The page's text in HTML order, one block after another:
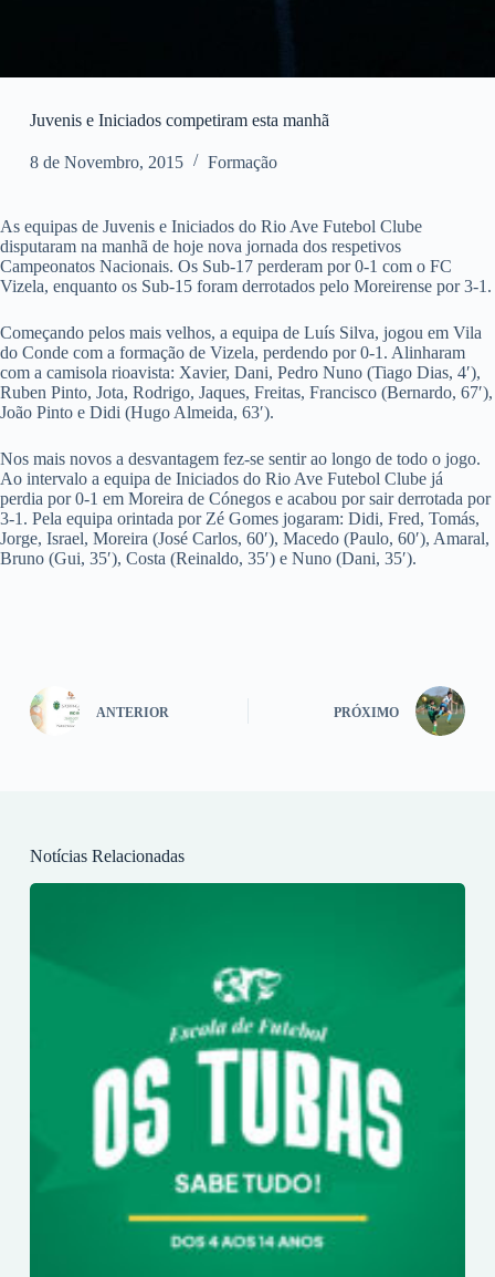
Juvenis e Iniciados competiram esta manhã
8 de Novembro, 2015 Formação
As equipas de Juvenis e Iniciados do Rio Ave Futebol Clube
disputaram na manhã de hoje nova jornada dos respetivos
Campeonatos Nacionais. Os Sub-17 perderam por 0-1 com o FC
Vizela, enquanto os Sub-15 foram derrotados pelo Moreirense por 3-1.
Começando pelos mais velhos, a equipa de Luís Silva, jogou em Vila
do Conde com a formação de Vizela, perdendo por 0-1. Alinharam
com a camisola rioavista: Xavier, Dani, Pedro Nuno (Tiago Dias, 4′),
Ruben Pinto, Jota, Rodrigo, Jaques, Freitas, Francisco (Bernardo, 67′),
João Pinto e Didi (Hugo Almeida, 63′).
Nos mais novos a desvantagem fez-se sentir ao longo de todo o jogo.
Ao intervalo a equipa de Iniciados do Rio Ave Futebol Clube já
perdia por 0-1 em Moreira de Cónegos e acabou por sair derrotada por
3-1. Pela equipa orintada por Zé Gomes jogaram: Didi, Fred, Tomás,
Jorge, Israel, Moreira (José Carlos, 60′), Macedo (Paulo, 60′), Amaral,
Bruno (Gui, 35′), Costa (Reinaldo, 35′) e Nuno (Dani, 35′).
ANTERIOR PRÓXIMO
Notícias Relacionadas